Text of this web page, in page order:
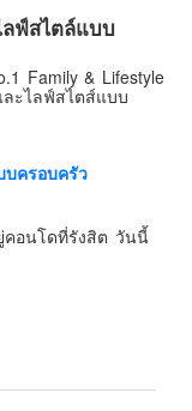
ลฟ์สไตล์แบบ
Family & Lifestyle
ละไลฟ์สไตส์แบบ
บครอบครัว
คอนโดที่รังสิต วันนี้